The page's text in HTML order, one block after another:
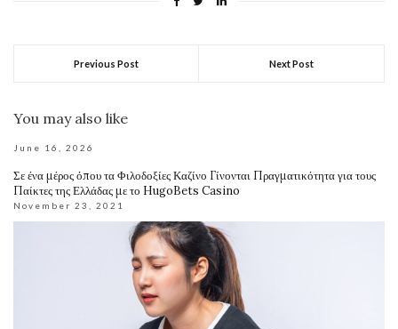
Previous Post Next Post
You may also like
June 16, 2026
Σε ένα μέρος όπου τα Φιλοδοξίες Καζίνο Γίνονται Πραγματικότητα για τους
Παίκτες της Ελλάδας με το HugoBets Casino
November 23, 2021